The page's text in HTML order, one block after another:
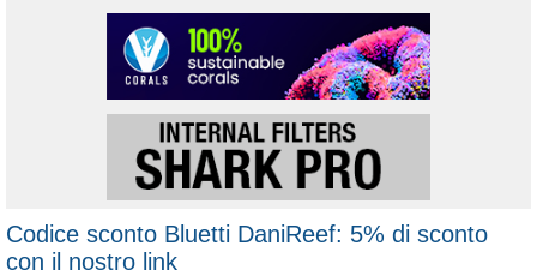
Codice sconto Bluetti DaniReef: 5% di sconto
con il nostro link